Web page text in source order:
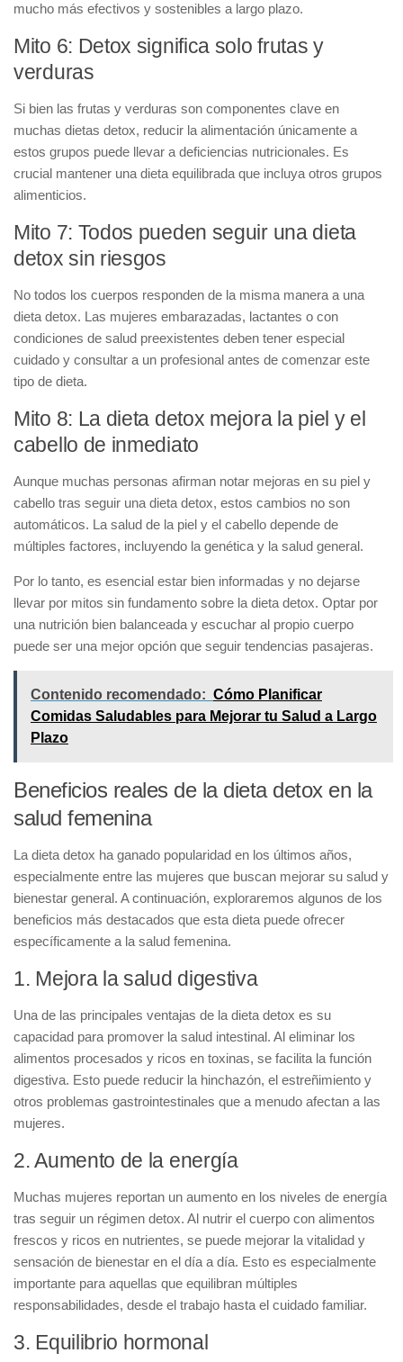
mucho más efectivos y sostenibles a largo plazo.
Mito 6: Detox significa solo frutas y
verduras
Si bien las frutas y verduras son componentes clave en
muchas dietas detox, reducir la alimentación únicamente a
estos grupos puede llevar a deficiencias nutricionales. Es
crucial mantener una dieta equilibrada que incluya otros grupos
alimenticios.
Mito 7: Todos pueden seguir una dieta
detox sin riesgos
No todos los cuerpos responden de la misma manera a una
dieta detox. Las mujeres embarazadas, lactantes o con
condiciones de salud preexistentes deben tener especial
cuidado y consultar a un profesional antes de comenzar este
tipo de dieta.
Mito 8: La dieta detox mejora la piel y el
cabello de inmediato
Aunque muchas personas afirman notar mejoras en su piel y
cabello tras seguir una dieta detox, estos cambios no son
automáticos. La salud de la piel y el cabello depende de
múltiples factores, incluyendo la genética y la salud general.
Por lo tanto, es esencial estar bien informadas y no dejarse
llevar por mitos sin fundamento sobre la dieta detox. Optar por
una nutrición bien balanceada y escuchar al propio cuerpo
puede ser una mejor opción que seguir tendencias pasajeras.
Contenido recomendado: Cómo Planificar
Comidas Saludables para Mejorar tu Salud a Largo
Plazo
Beneficios reales de la dieta detox en la
salud femenina
La dieta detox ha ganado popularidad en los últimos años,
especialmente entre las mujeres que buscan mejorar su salud y
bienestar general. A continuación, exploraremos algunos de los
beneficios más destacados que esta dieta puede ofrecer
específicamente a la salud femenina.
1. Mejora la salud digestiva
Una de las principales ventajas de la dieta detox es su
capacidad para promover la salud intestinal. Al eliminar los
alimentos procesados y ricos en toxinas, se facilita la función
digestiva. Esto puede reducir la hinchazón, el estreñimiento y
otros problemas gastrointestinales que a menudo afectan a las
mujeres.
2. Aumento de la energía
Muchas mujeres reportan un aumento en los niveles de energía
tras seguir un régimen detox. Al nutrir el cuerpo con alimentos
frescos y ricos en nutrientes, se puede mejorar la vitalidad y
sensación de bienestar en el día a día. Esto es especialmente
importante para aquellas que equilibran múltiples
responsabilidades, desde el trabajo hasta el cuidado familiar.
3. Equilibrio hormonal